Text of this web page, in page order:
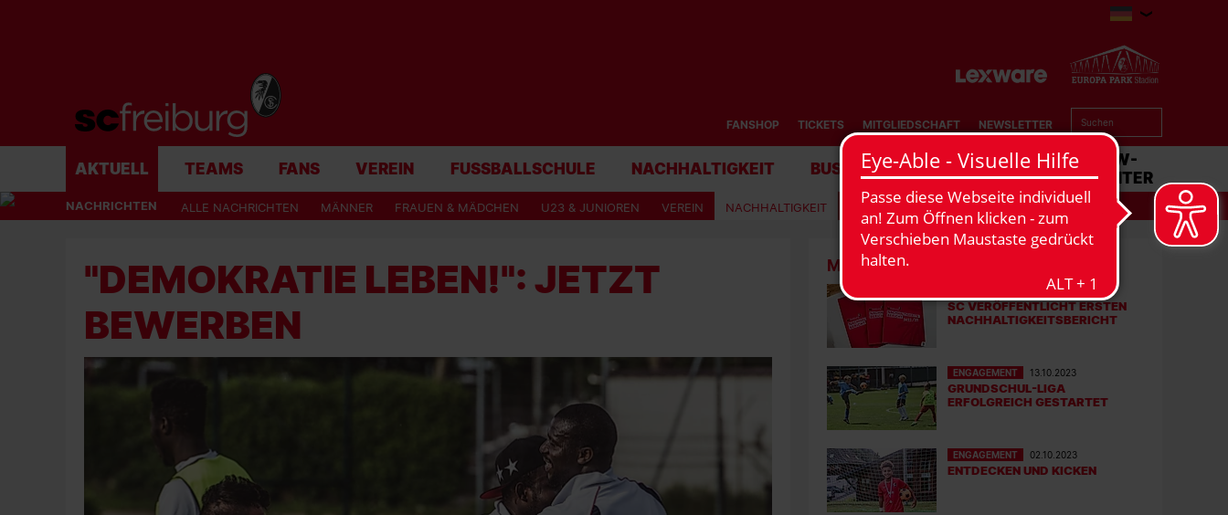
FANSHOP TICKETS MITGLIEDSCHAFT NEWSLETTER
AKTUELL TEAMS FANS VEREIN FUSSBALLSCHULE NACHHALTIGKEIT BUSINESS STADION MATCHCENTER
NACHRICHTEN ALLE NACHRICHTEN MÄNNER FRAUEN & MÄDCHEN U23 & JUNIOREN VEREIN NACHHALTIGKEIT
"DEMOKRATIE LEBEN!": JETZT
BEWERBEN
MEHR NEWS
17.10.2023
SC VERÖFFENTLICHT ERSTEN
NACHHALTIGKEITSBERICHT
ENGAGEMENT 13.10.2023
GRUNDSCHUL-LIGA
ERFOLGREICH GESTARTET
ENGAGEMENT 02.10.2023
ENTDECKEN UND KICKEN